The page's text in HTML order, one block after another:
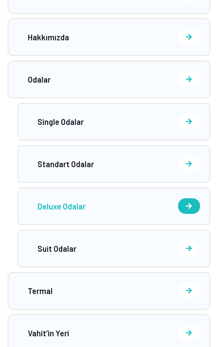
Hakkımızda
Odalar
Single Odalar
Standart Odalar
Deluxe Odalar
Suit Odalar
Termal
Vahit’in Yeri